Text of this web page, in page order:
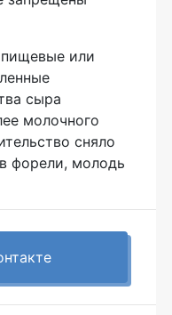
или
сыра
молочного
сняло
форели, молодь